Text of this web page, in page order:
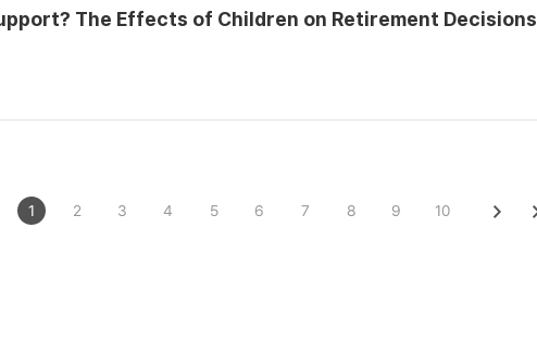
The Effects of Children on Retirement Decisions
1 2 3 4 5 6 7 8 9 10